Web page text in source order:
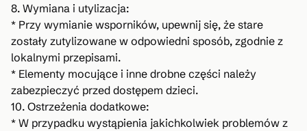
8. Wymiana i utylizacja:
* Przy wymianie wsporników, upewnij się, że stare
zostały zutylizowane w odpowiedni sposób, zgodnie z
lokalnymi przepisami.
* Elementy mocujące i inne drobne części należy
zabezpieczyć przed dostępem dzieci.
10. Ostrzeżenia dodatkowe:
* W przypadku wystąpienia jakichkolwiek problemów z